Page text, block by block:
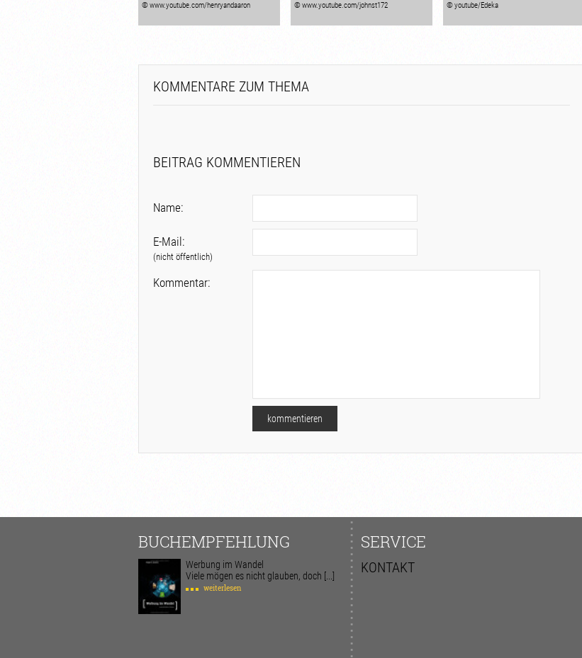
© www.youtube.com/henryandaaron © www.youtube.com/johnst172 © youtube/Edeka
KOMMENTARE ZUM THEMA
BEITRAG KOMMENTIEREN
Name:
E-Mail:
(nicht öffentlich)
Kommentar:
BUCHEMPFEHLUNG
Werbung im Wandel
Viele mögen es nicht glauben, doch [...]
weiterlesen
SERVICE
KONTAKT